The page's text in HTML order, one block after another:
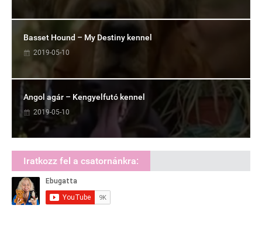
Basset Hound – My Destiny kennel
2019-05-10
Angol agár – Kengyelfutó kennel
2019-05-10
Iratkozz fel a csatornánkra: